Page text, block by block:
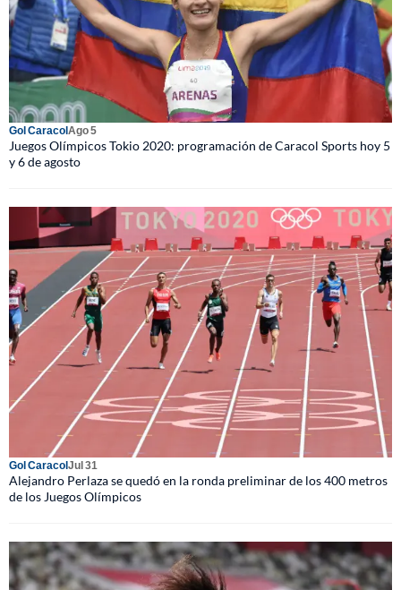
Gol CaracolAgo 5
Juegos Olímpicos Tokio 2020: programación de Caracol Sports hoy 5
y 6 de agosto
Gol CaracolJul 31
Alejandro Perlaza se quedó en la ronda preliminar de los 400 metros
de los Juegos Olímpicos